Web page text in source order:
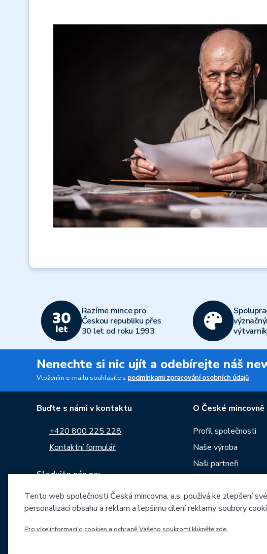
Razíme mince pro
Českou republiku přes
30 let od roku 1993
Nenechte si nic ujít a odebírejte náš
Vložením e-mailu souhlasíte s podmínkami zpracování osobních údajů
Buďte s námi v kontaktu
+420 800 225 228
Kontaktní formulář
Sledujte nás na:
O České mincovně
Profil společnosti
Naše výroba
Naši partneři
Zprávy
Ke stažení
Archiv ražeb
Tento web společnosti Česká mincovna, a.s. používá ke zlepšení
personalizaci obsahu a reklam a lepšímu cílení reklamy soubory
Pro více informací o cookies a ochraně Vašeho soukromí klikněte zde.